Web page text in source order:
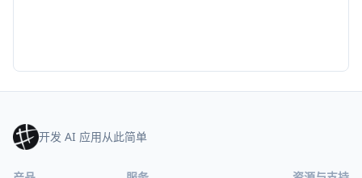
开发 AI 应用从此简单